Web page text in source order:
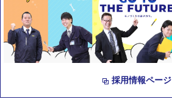
採用情報ページ